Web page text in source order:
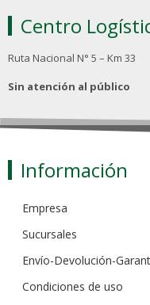
Centro
Ruta Nacional N° 5 – Km 33
Sin atención al público
Información
Empresa
Sucursales
Envío-Devolución-
Condiciones de uso